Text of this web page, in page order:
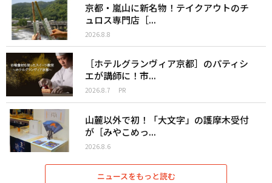
京都・嵐山に新名物！テイクアウトのチ
ュロス専門店［...
2026.8.8
［ホテルグランヴィア京都］のパティシ
エが講師に！市...
2026.8.7 PR
山麓以外で初！「大文字」の護摩木受付
が［みやこめっ...
2026.8.6
ニュースをもっと読む